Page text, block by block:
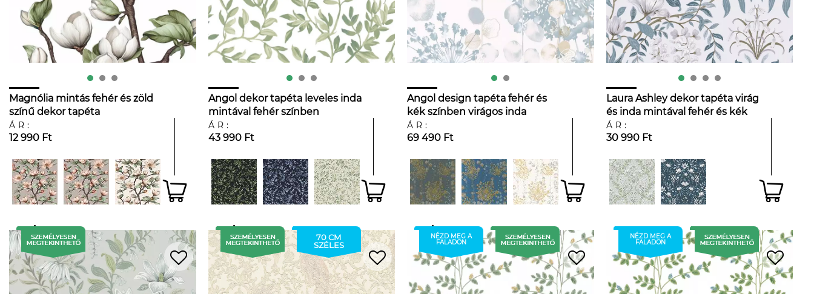
Magnólia mintás fehér és zöld
színű dekor tapéta
ÁR:
12 990 Ft
Angol dekor tapéta leveles inda
mintával fehér színben
ÁR:
43 990 Ft
Angol design tapéta fehér és
kék színben virágos inda
mintával
ÁR:
69 490 Ft
Laura Ashley dekor tapéta virág
és inda mintával fehér és kék
színben
ÁR:
30 990 Ft
70 CM
SZÉLES
NÉZD MEG A
FALADON
NÉZD MEG A
FALADON